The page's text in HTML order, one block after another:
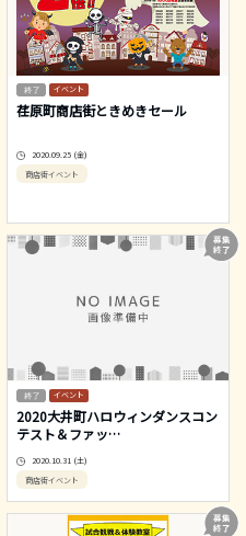
イベント
荏原町商店街ときめきセール
2020.09.25 (金)
商店街イベント
イベント
2020大井町ハロウィンダンスコン
テスト＆ファッ…
2020.10.31 (土)
商店街イベント